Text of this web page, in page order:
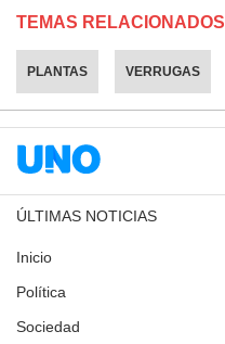
TEMAS RELACIONADOS
PLANTAS VERRUGAS
ÚLTIMAS NOTICIAS
Inicio
Política
Sociedad